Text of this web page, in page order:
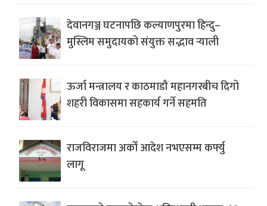
देवानगञ्ज घटनापछि कल्याणपुरमा हिन्दु–
मुस्लिम समुदायको संयुक्त सद्भाव र्‍याली
ऊर्जा मन्त्रालय र काठमाडौं महानगरबीच दिगो
शहरी विकासमा सहकार्य गर्ने सहमति
राजविराजमा अर्को आदेश नभएसम्म कर्फ्यु
लागू